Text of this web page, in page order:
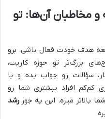
مخاطبان آن‌ها: تو
هدف خودت فعال باشی. برو
بزرگ‌تر تو حوزه کاریت،
سؤالات رو جواب بده و با
کم‌کم افراد بیشتری شما رو
شما بالاتر میره. این یه جور رشد